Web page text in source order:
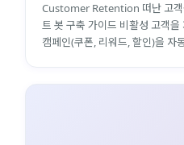
Customer Retention 떠난 고객
트 봇 구축 가이드 비활성 고객
캠페인(쿠폰, 리워드, 할인)을 자